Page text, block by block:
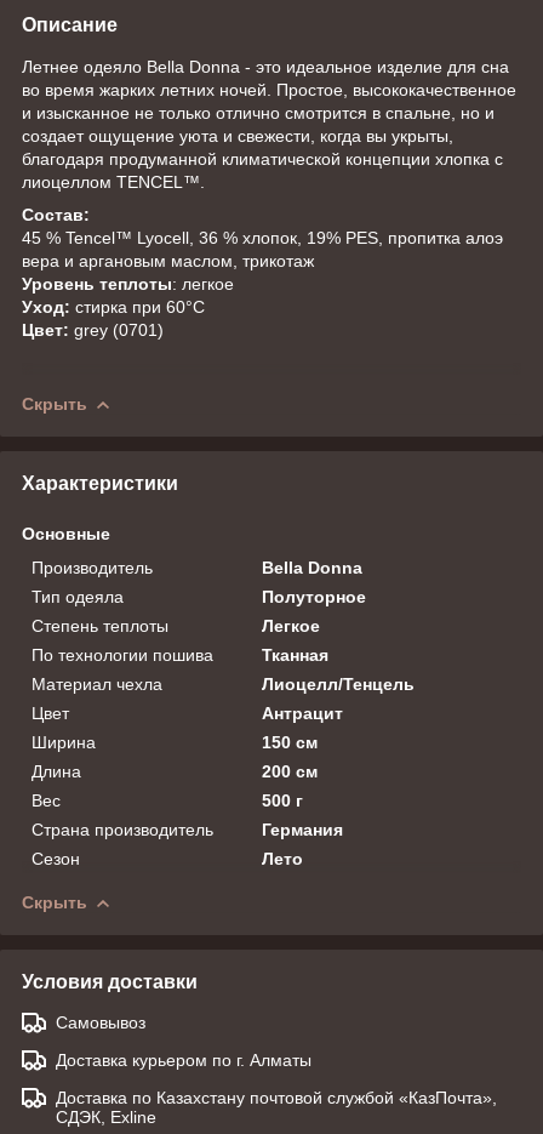
Описание
Летнее одеяло Bella Donna - это идеальное изделие для сна
во время жарких летних ночей. Простое, высококачественное
и изысканное не только отлично смотрится в спальне, но и
создает ощущение уюта и свежести, когда вы укрыты,
благодаря продуманной климатической концепции хлопка с
лиоцеллом TENCEL™.
Состав:
45 % Tencel™ Lyocell, 36 % хлопок, 19% PES, пропитка алоэ
вера и аргановым маслом, трикотаж
Уровень теплоты: легкое
Уход: стирка при 60°С
Цвет: grey (0701)
Скрыть
Характеристики
Основные
Производитель
Bella Donna
Тип одеяла
Полуторное
Степень теплоты
Легкое
По технологии пошива
Тканная
Материал чехла
Лиоцелл/Тенцель
Цвет
Антрацит
Ширина
150 см
Длина
200 см
Вес
500 г
Страна производитель
Германия
Сезон
Лето
Скрыть
Условия доставки
Самовывоз
Доставка курьером по г. Алматы
Доставка по Казахстану почтовой службой «КазПочта»,
СДЭК, Exline